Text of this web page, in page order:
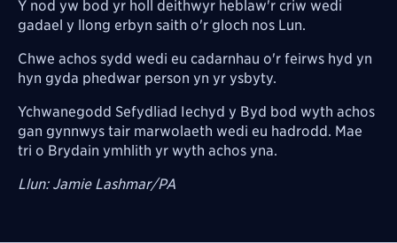
Y nod yw bod yr holl deithwyr heblaw'r criw wedi
gadael y llong erbyn saith o'r gloch nos Lun.
Chwe achos sydd wedi eu cadarnhau o'r feirws hyd yn
hyn gyda phedwar person yn yr ysbyty.
Ychwanegodd Sefydliad Iechyd y Byd bod wyth achos
gan gynnwys tair marwolaeth wedi eu hadrodd. Mae
tri o Brydain ymhlith yr wyth achos yna.
Llun: Jamie Lashmar/PA